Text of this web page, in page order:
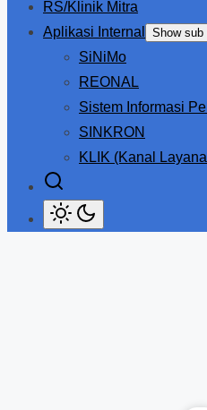
RS/Klinik Mitra
Aplikasi Internal
Show sub
SiNiMo
REONAL
Sistem Informasi
SINKRON
KLIK (Kanal